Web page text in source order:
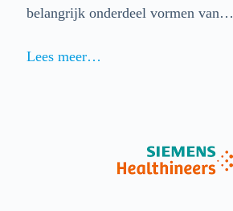
belangrijk onderdeel vormen van…
Lees meer…